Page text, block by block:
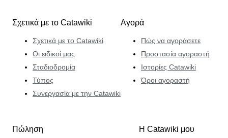
Σχετικά με το Catawiki
Σχετικά με το Catawiki
Οι ειδικοί μας
Σταδιοδρομία
Τύπος
Συνεργασία με την Catawiki
Αγορά
Πώς να αγοράσετε
Προστασία αγοραστή
Ιστορίες Catawiki
Όροι αγοραστή
Πώληση Η Catawiki μου